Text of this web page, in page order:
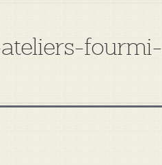
fourmi-